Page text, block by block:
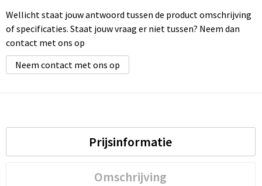
Wellicht staat jouw antwoord tussen de product omschrijving
of specificaties. Staat jouw vraag er niet tussen? Neem dan
contact met ons op
Neem contact met ons op
Prijsinformatie
Omschrijving